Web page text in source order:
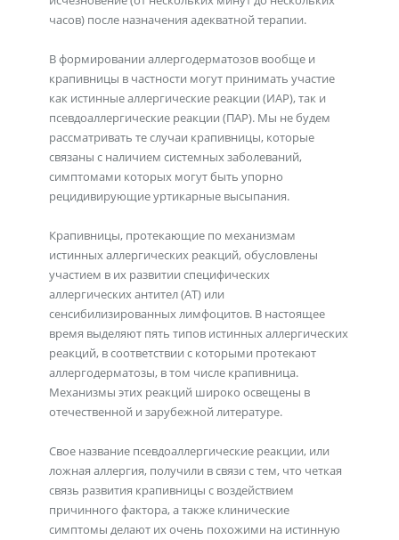
часов) после назначения адекватной терапии.
В формировании аллергодерматозов вообще и
крапивницы в частности могут принимать участие
как истинные аллергические реакции (ИАР), так и
псевдоаллергические реакции (ПАР). Мы не будем
рассматривать те случаи крапивницы, которые
связаны с наличием системных заболеваний,
симптомами которых могут быть упорно
рецидивирующие уртикарные высыпания.
Крапивницы, протекающие по механизмам
истинных аллергических реакций, обусловлены
участием в их развитии специфических
аллергических антител (АТ) или
сенсибилизированных лимфоцитов. В настоящее
время выделяют пять типов истинных аллергических
реакций, в соответствии с которыми протекают
аллергодерматозы, в том числе крапивница.
Механизмы этих реакций широко освещены в
отечественной и зарубежной литературе.
Свое название псевдоаллергические реакции, или
ложная аллергия, получили в связи с тем, что четкая
связь развития крапивницы с воздействием
причинного фактора, а также клинические
симптомы делают их очень похожими на истинную